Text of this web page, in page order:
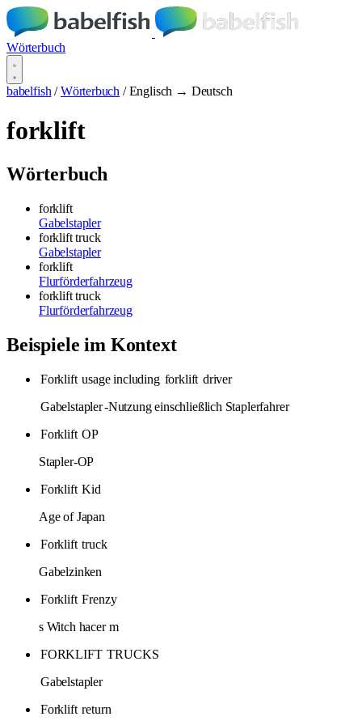
Wörterbuch
babelfish / Wörterbuch / Englisch → Deutsch
forklift
Wörterbuch
forklift
Gabelstapler
forklift truck
Gabelstapler
forklift
Flurförderfahrzeug
forklift truck
Flurförderfahrzeug
Beispiele im Kontext
Forklift usage including forklift driver
Gabelstapler-Nutzung einschließlich Staplerfahrer
Forklift OP
Stapler-OP
Forklift Kid
Age of Japan
Forklift truck
Gabelzinken
Forklift Frenzy
s Witch hacer m
FORKLIFT TRUCKS
Gabelstapler
Forklift return